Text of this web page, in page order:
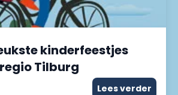
kinderfeestjes
Tilburg
Lees verder